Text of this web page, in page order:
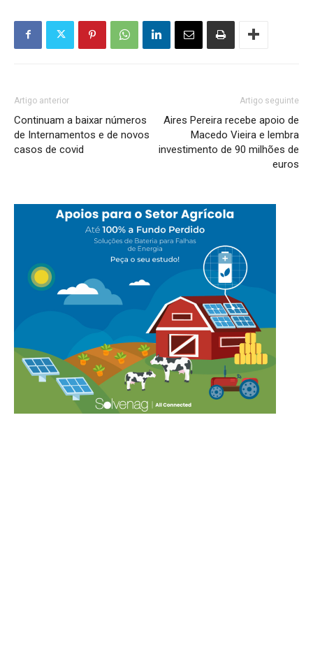
Artigo anterior
Continuam a baixar números
de Internamentos e de novos
casos de covid
Artigo seguinte
Aires Pereira recebe apoio de
Macedo Vieira e lembra
investimento de 90 milhões de
euros